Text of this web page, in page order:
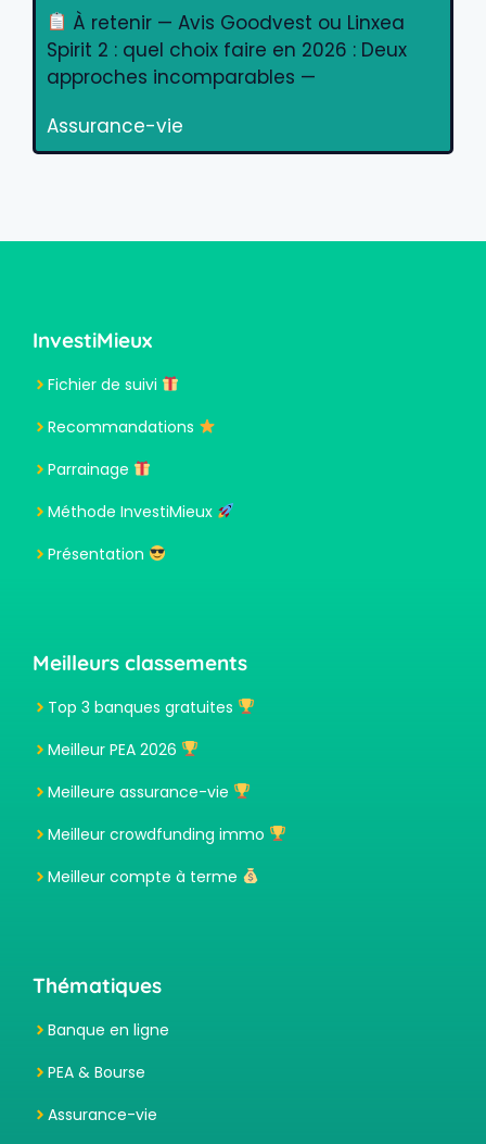
À retenir — Avis Goodvest ou Linxea
Spirit 2 : quel choix faire en 2026 : Deux
approches incomparables —
Assurance-vie
InvestiMieux
Fichier de suivi
Recommandations
Parrainage
Méthode InvestiMieux
Présentation
Meilleurs classements
Top 3 banques gratuites
Meilleur PEA 2026
Meilleure assurance-vie
Meilleur crowdfunding immo
Meilleur compte à terme
Thématiques
Banque en ligne
PEA & Bourse
Assurance-vie